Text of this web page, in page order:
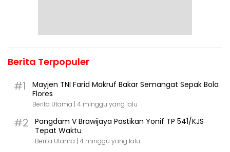
Berita Terpopuler
#1
Mayjen TNI Farid Makruf Bakar Semangat Sepak Bola
Flores
Berita Utama | 4 minggu yang lalu
#2
Pangdam V Brawijaya Pastikan Yonif TP 541/KJS
Tepat Waktu
Berita Utama | 4 minggu yang lalu